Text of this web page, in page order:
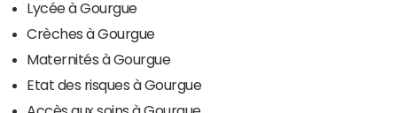
Lycée à Gourgue
Crèches à Gourgue
Maternités à Gourgue
Etat des risques à Gourgue